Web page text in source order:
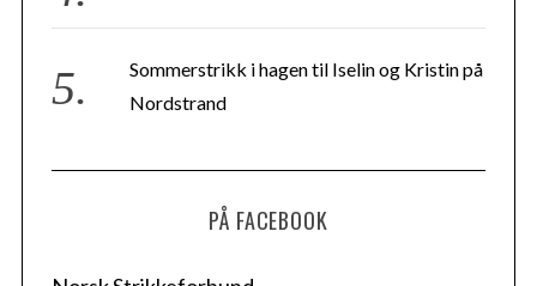
Sommerstrikk i hagen til Iselin og Kristin på
Nordstrand
PÅ FACEBOOK